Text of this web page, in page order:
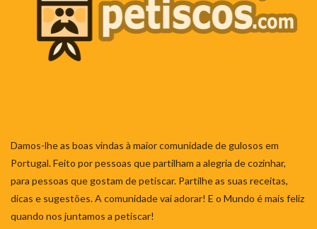
Damos-lhe as boas vindas à maior comunidade de gulosos em
Portugal. Feito por pessoas que partilham a alegria de cozinhar,
para pessoas que gostam de petiscar. Partilhe as suas receitas,
dicas e sugestões. A comunidade vai adorar! E o Mundo é mais feliz
quando nos juntamos a petiscar!